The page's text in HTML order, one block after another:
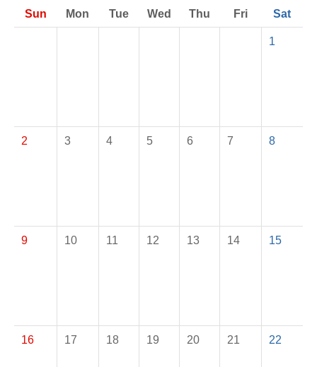
Sun Mon Tue Wed Thu Fri Sat
1
2 3 4 5 6 7 8
9 10 11 12 13 14 15
16 17 18 19 20 21 22